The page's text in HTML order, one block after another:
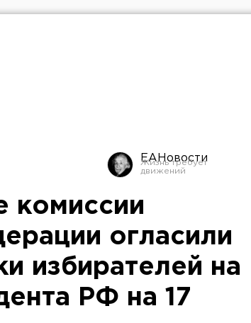
ЕАНовости
комиссии
огласили
избирателей на
РФ на 17